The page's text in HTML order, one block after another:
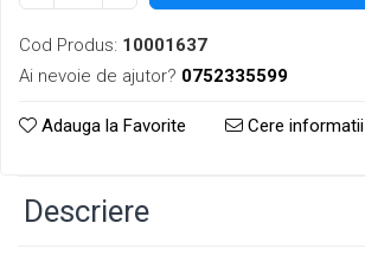
Cod Produs: 10001637
Ai nevoie de ajutor? 0752335599
Adauga la Favorite Cere informatii
Descriere